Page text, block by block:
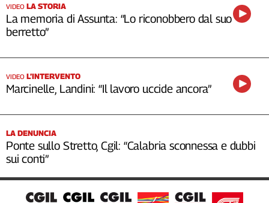
VIDEO LA STORIA
La memoria di Assunta: “Lo riconobbero dal suo
berretto”
VIDEO L’INTERVENTO
Marcinelle, Landini: “Il lavoro uccide ancora”
LA DENUNCIA
Ponte sullo Stretto, Cgil: “Calabria sconnessa e dubbi
sui conti”